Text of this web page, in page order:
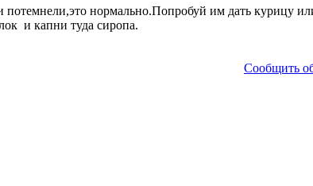
нормально.Попробуй им дать курицу
и капни туда сиропа.
Сообщить